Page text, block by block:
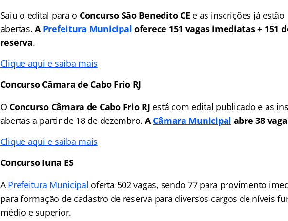
Saiu o edital para o Concurso São Benedito CE e as inscrições já estão
abertas.A Prefeitura Municipal oferece 151 vagas imediatas + 151
reserva.
Clique aqui e saiba mais
Concurso Câmara de Cabo Frio RJ
O Concurso Câmara de Cabo Frio RJ está com edital publicado e as
abertas a partir de 18 de dezembro. ACâmara Municipal abre 38
Clique aqui e saiba mais
Concurso Iuna ES
APrefeitura Municipal oferta 502 vagas, sendo 77 para provimento
para formação de cadastro de reserva para diversos cargos de níveis
médio e superior.